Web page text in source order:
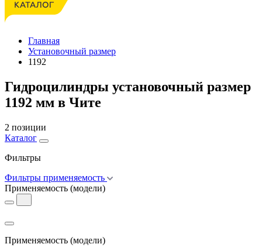
Главная
Установочный размер
1192
Гидроцилиндры установочный размер
1192 мм в Чите
2 позиции
Каталог
Фильтры
Фильтры применяемость
Применяемость (модели)
Применяемость (модели)